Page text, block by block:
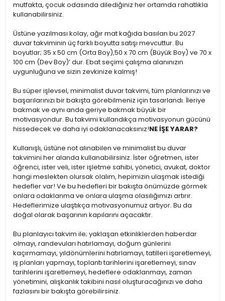
mutfakta, çocuk odasında dilediğiniz her ortamda rahatlıkla
kullanabilirsiniz.
Üstüne yazılması kolay, ağır mat kağıda basılan bu 2027
duvar takviminin üç farklı boyutta satışı mevcuttur. Bu
boyutlar; 35 x 50 cm (Orta Boy),50 x 70 cm (Büyük Boy) ve 70 x
100 cm (Dev Boy)’ dur. Ebat seçimi çalışma alanınızın
uygunluğuna ve sizin zevkinize kalmış!
Bu süper işlevsel, minimalist duvar takvimi, tüm planlarınızı ve
başarılarınızı bir bakışta görebilmeniz için tasarlandı. İleriye
bakmak ve aynı anda geriye bakmak büyük bir
motivasyondur. Bu takvimi kullandıkça motivasyonun gücünü
hissedecek ve daha iyi odaklanacaksınız!NE İŞE YARAR?
Kullanışlı, üstüne not alınabilen ve minimalist bu duvar
takvimini her alanda kullanabilirsiniz. İster öğretmen, ister
öğrenci, ister veli, ister işletme sahibi, yönetici, avukat, doktor
hangi meslekten olursak olalım, hepimizin ulaşmak istediği
hedefler var! Ve bu hedefleri bir bakışta önümüzde görmek
onlara odaklanma ve onlara ulaşma olasılığımızı artırır.
Hedeflerimize ulaştıkça motivasyonumuz artıyor. Bu da
doğal olarak başarının kapılarını açacaktır.
Bu planlayıcı takvim ile; yaklaşan etkinliklerden haberdar
olmayı, randevuları hatırlamayı, doğum günlerini
kaçırmamayı, yıldönümlerini hatırlamayı, tatilleri işaretlemeyi,
iş planları yapmayı, toplantı tarihlerini işaretlemeyi, sınav
tarihlerini işaretlemeyi, hedeflere odaklanmayı, zaman
yönetimini, alışkanlık takibini nasıl oluşturacağınızı ve daha
fazlasını bir bakışta görebilirsiniz.